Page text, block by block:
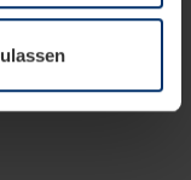
ändern oder